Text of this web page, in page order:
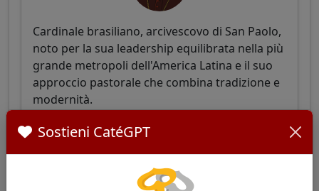
Cardinale brasiliano, arcivescovo di San Paolo,
noto per la sua leadership equilibrata nella più
grande metropoli dell'America Latina e il suo
approccio pastorale che combina tradizione e
modernità.
Vedi profilo
Sostieni CatéGPT